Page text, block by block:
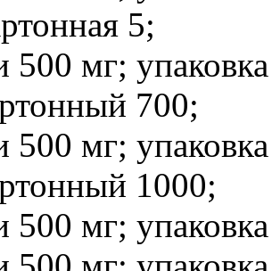
5;
500 мг;
700;
500 мг;
1000;
500 мг;